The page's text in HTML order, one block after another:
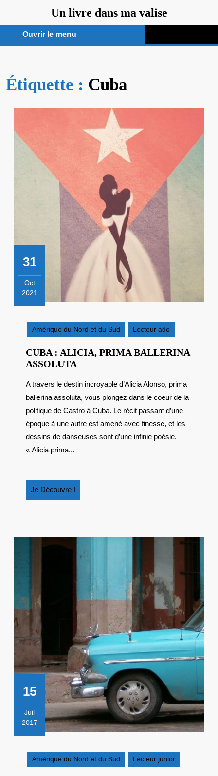
contenu
Un livre dans ma valise
Ouvrir le menu
menu
Étiquette : Cuba
31
Oct
2021
2021
Amérique du Nord et du Sud
Lecteur ado
CUBA : ALICIA, PRIMA BALLERINA
ASSOLUTA
ALICIA,
PRIMA
BALLERINA
ASSOLUTA
A travers le destin incroyable d’Alicia Alonso, prima
ballerina assoluta, vous plongez dans le coeur de la
politique de Castro à Cuba. Le récit passant d’une
époque à une autre est amené avec finesse, et les
dessins de danseuses sont d’une infinie poésie.
« Alicia prima...
Je Découvre !
Découvre
15
Juil
2017
2017
Amérique du Nord et du Sud
Lecteur junior